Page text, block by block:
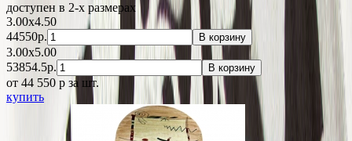
доступен в 2-x размерах
3.00x4.50
44550р.
В корзину
3.00x5.00
53854.5р.
В корзину
от 44 550 p за шт.
купить